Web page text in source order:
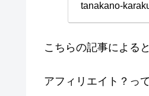
tanakano-
こちらの記事による
アフィリエイト？っ